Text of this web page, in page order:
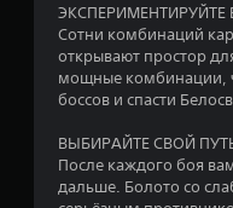
Сотни комбинаций
открывают простор
мощные комбинации,
боссов и спасти
ВЫБИРАЙТЕ СВОЙ
После каждого боя
дальше. Болото со